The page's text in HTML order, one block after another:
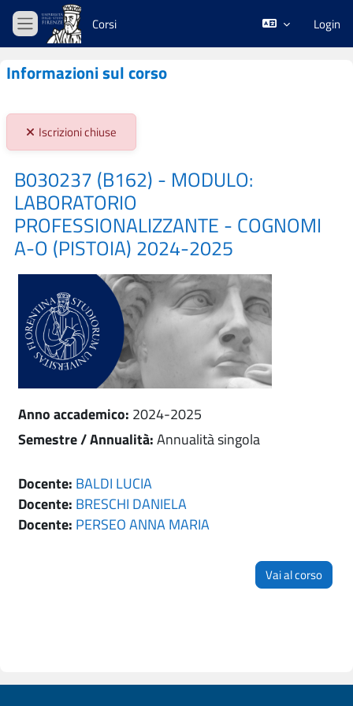
Vai al contenuto principale
Pannello laterale
Corsi Login
Informazioni sul corso
Stato iscrizioni:
Iscrizioni chiuse
B030237 (B162) - MODULO:
LABORATORIO
PROFESSIONALIZZANTE - COGNOMI
A-O (PISTOIA) 2024-2025
Anno accademico: 2024-2025
Semestre / Annualità:Annualità singola
Docente: BALDI LUCIA
Docente: BRESCHI DANIELA
Docente: PERSEO ANNA MARIA
Vai al corso